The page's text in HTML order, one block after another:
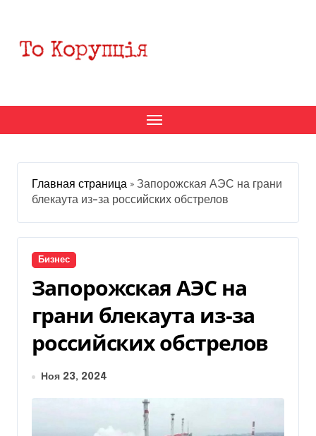
содержанию
Главная страница » Запорожская АЭС на грани
блекаута из-за российских обстрелов
Бизнес
Запорожская АЭС на
грани блекаута из-за
российских обстрелов
Ноя 23, 2024